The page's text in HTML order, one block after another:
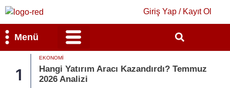
Giriş Yap / Kayıt Ol
Menü
1
EKONOMI
Hangi Yatırım Aracı Kazandırdı? Temmuz
2026 Analizi